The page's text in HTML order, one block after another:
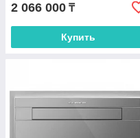
2 066 000 ₸
Купить